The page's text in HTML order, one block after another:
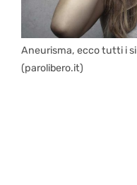
Aneurisma, ecco tutti i
(parolibero.it)